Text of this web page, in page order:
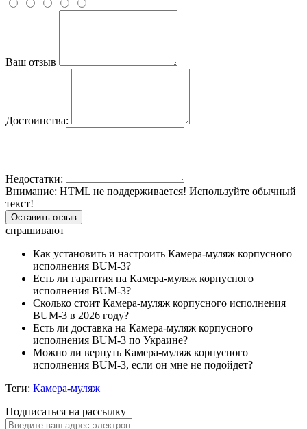
Ваш отзыв
Достоинства:
Недостатки:
Внимание: HTML не поддерживается! Используйте обычный
текст!
Оставить отзыв
спрашивают
Как установить и настроить Камера-муляж корпусного
исполнения BUM-3?
Есть ли гарантия на Камера-муляж корпусного
исполнения BUM-3?
Сколько стоит Камера-муляж корпусного исполнения
BUM-3 в 2026 году?
Есть ли доставка на Камера-муляж корпусного
исполнения BUM-3 по Украине?
Можно ли вернуть Камера-муляж корпусного
исполнения BUM-3, если он мне не подойдет?
Теги: Камера-муляж
Подписаться на рассылку